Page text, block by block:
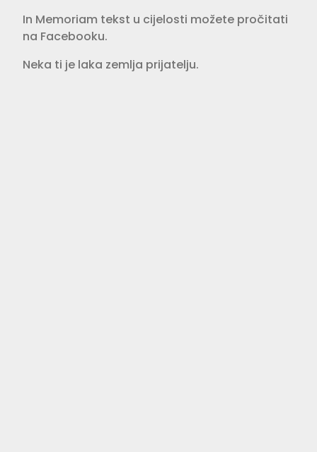
In Memoriam tekst u cijelosti možete pročitati
na Facebooku.
Neka ti je laka zemlja prijatelju.